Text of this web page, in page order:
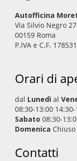
Autofficina
Via Silvio Negro
00159 Roma
P.IVA e C.F.
Orari di
dal Lunedì al
08:30-13:00
Sabato 08:30-
Domenica Chiuso
Contatti